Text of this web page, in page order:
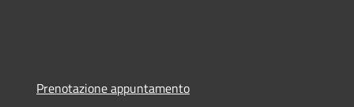
Prenotazione appuntamento